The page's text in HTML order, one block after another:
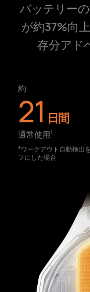
バッテリー
が約37%向上
存分アド
約
21 日間
通常使用⁠1
*ワークアウト自動検出
フにした場合